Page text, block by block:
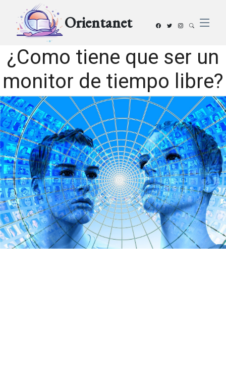
Orientanet
¿Como tiene que ser un
monitor de tiempo libre?